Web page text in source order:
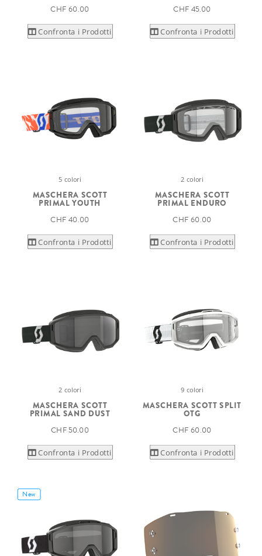
CHF 60.00
Confronta i Prodotti
CHF 45.00
Confronta i Prodotti
5 colori
MASCHERA SCOTT
PRIMAL YOUTH
CHF 40.00
Confronta i Prodotti
2 colori
MASCHERA SCOTT
PRIMAL ENDURO
CHF 60.00
Confronta i Prodotti
2 colori
MASCHERA SCOTT
PRIMAL SAND DUST
CHF 50.00
Confronta i Prodotti
9 colori
MASCHERA SCOTT SPLIT
OTG
CHF 60.00
Confronta i Prodotti
New